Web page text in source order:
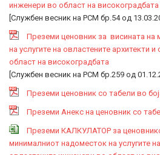
инженери во област на високоградбата
[Службен весник на РСМ бр.54 од
Преземи ценовник за висината на
на услугите на овластените архитекти
област на високоградбата
[Службен весник на РСМ бр.259 од
Преземи ценовник со табели во
Преземи Анекс на ценовник со
Преземи КАЛКУЛАТОР за
минималниот надоместок на услугите